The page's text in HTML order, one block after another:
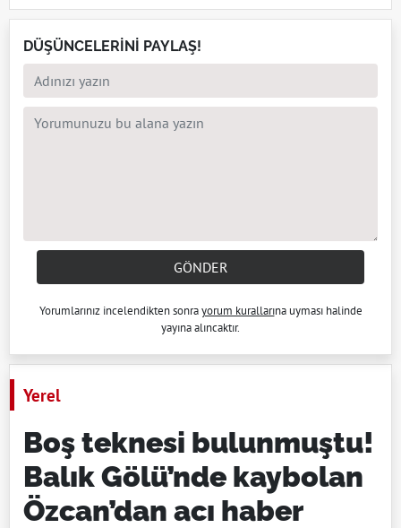
DÜŞÜNCELERİNİ PAYLAŞ!
GÖNDER
Yorumlarınız incelendikten sonrayorum kurallarına uyması halinde
yayına alıncaktır.
Yerel
Boş teknesi bulunmuştu!
Balık Gölü’nde kaybolan
Özcan’dan acı haber